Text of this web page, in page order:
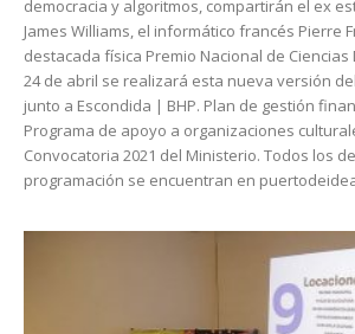
democracia y algoritmos, compartirán el ex
James Williams, el informático francés Pierre
destacada física Premio Nacional de Ciencias
24 de abril se realizará esta nueva versión
junto a Escondida | BHP. Plan de gestión
Programa de apoyo a organizaciones
Convocatoria 2021 del Ministerio. Todos los
programación se encuentran en